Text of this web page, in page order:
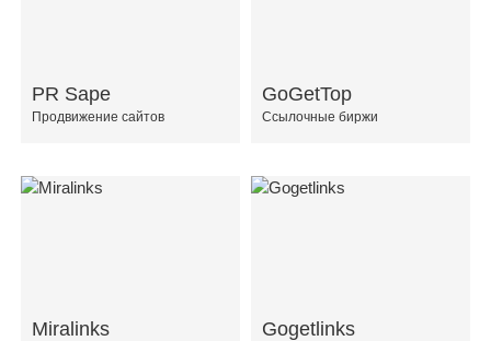
PR Sape
Продвижение сайтов
GoGetTop
Ссылочные биржи
Miralinks Gogetlinks